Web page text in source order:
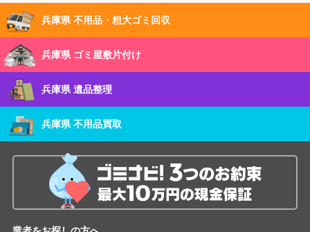
兵庫県 不用品・粗大ゴミ回収
兵庫県 ゴミ屋敷片付け
兵庫県 遺品整理
兵庫県 不用品買取